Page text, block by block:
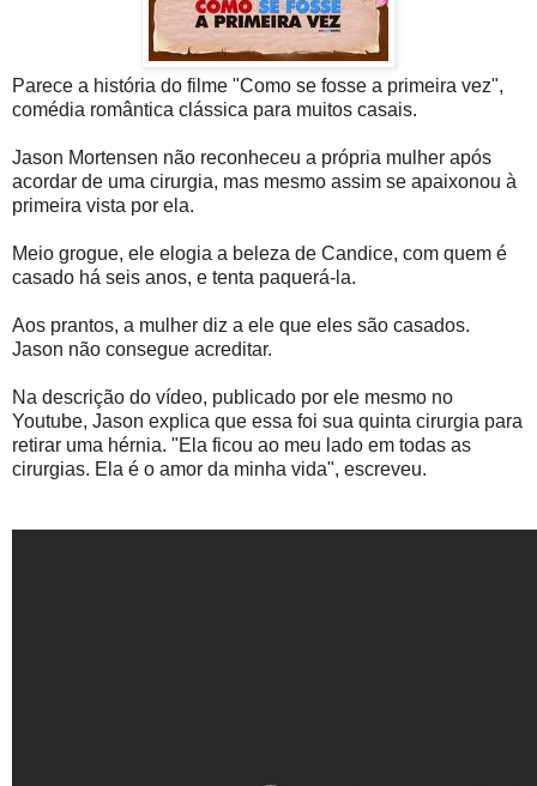
Parece a história do filme "Como se fosse a primeira vez",
comédia romântica clássica para muitos casais.
Jason Mortensen não reconheceu a própria mulher após
acordar de uma cirurgia, mas mesmo assim se apaixonou à
primeira vista por ela.
Meio grogue, ele elogia a beleza de Candice, com quem é
casado há seis anos, e tenta paquerá-la.
Aos prantos, a mulher diz a ele que eles são casados.
Jason não consegue acreditar.
Na descrição do vídeo, publicado por ele mesmo no
Youtube, Jason explica que essa foi sua quinta cirurgia para
retirar uma hérnia. "Ela ficou ao meu lado em todas as
cirurgias. Ela é o amor da minha vida", escreveu.